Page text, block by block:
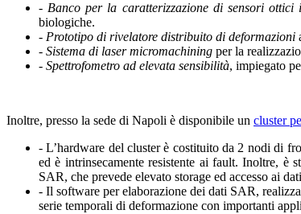
- Banco per la caratterizzazione di sensori ottici
biologiche.
- Prototipo di rivelatore distribuito di deformazioni
- Sistema di laser micromachining per la
- Spettrofometro ad elevata sensibilità, impiegato
Inoltre, presso la sede di Napoli è disponibile un cluster
- L’hardware del cluster è costituito da 2 nodi di
ed è intrinsecamente resistente ai fault. Inoltre, è
SAR, che prevede elevato storage ed accesso ai
- Il software per elaborazione dei dati SAR,
serie temporali di deformazione con importanti